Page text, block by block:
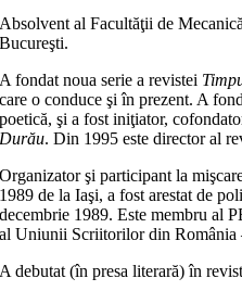
Absolvent al Facultăţii de
Bucureşti.
A fondat noua serie a revistei
care o conduce şi în prezent. A
poetică, şi a fost iniţiator,
Durău. Din 1995 este director al
Organizator şi participant la
1989 de la Iaşi, a fost arestat de
decembrie 1989. Este membru al
al Uniunii Scriitorilor din România
A debutat (în presa literară) în